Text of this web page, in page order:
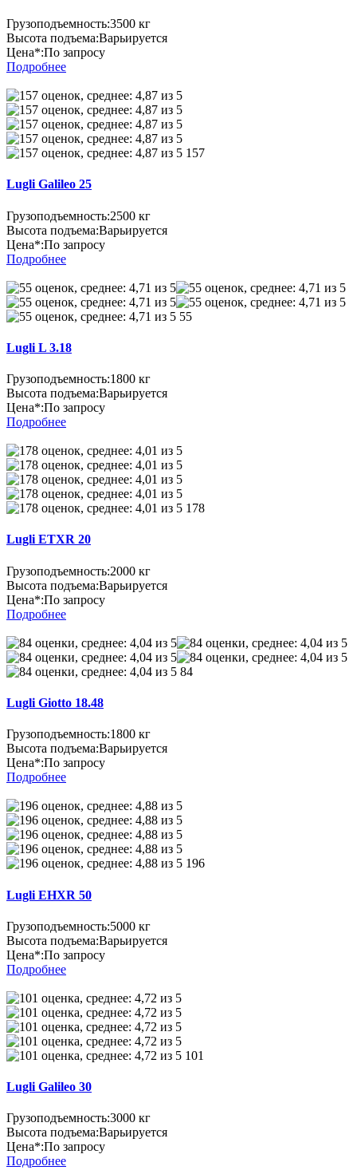
Грузоподъемность:3500 кг
Высота подъема:Варьируется
Цена*:По запросу
Подробнее
157
Lugli Galileo 25
Грузоподъемность:2500 кг
Высота подъема:Варьируется
Цена*:По запросу
Подробнее
55
Lugli L 3.18
Грузоподъемность:1800 кг
Высота подъема:Варьируется
Цена*:По запросу
Подробнее
178
Lugli ETXR 20
Грузоподъемность:2000 кг
Высота подъема:Варьируется
Цена*:По запросу
Подробнее
84
Lugli Giotto 18.48
Грузоподъемность:1800 кг
Высота подъема:Варьируется
Цена*:По запросу
Подробнее
196
Lugli EHXR 50
Грузоподъемность:5000 кг
Высота подъема:Варьируется
Цена*:По запросу
Подробнее
101
Lugli Galileo 30
Грузоподъемность:3000 кг
Высота подъема:Варьируется
Цена*:По запросу
Подробнее